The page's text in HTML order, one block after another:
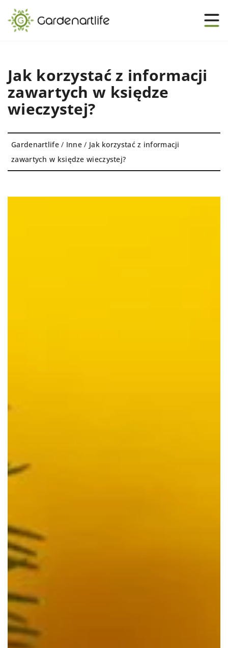
Jak korzystać z informacji
zawartych w księdze
wieczystej?
Gardenartlife/ Inne / Jak korzystać z informacji
zawartych w księdze wieczystej?